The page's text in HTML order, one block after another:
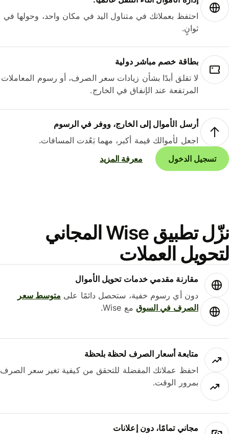
احتفظ بعملاتك في متناول اليد في مكان واحد، وحولها في
ثوانٍ.
بطاقة خصم مباشر دولية
لا تقلق أبدًا بشأن زيادات سعر الصرف، أو رسوم المعاملات
المرتفعة عند الإنفاق في الخارج.
أرسل الأموال إلى الخارج، ووفر في الرسوم
اجعل لأموالك قيمة أكبر، مهما بَعُدت المسافات.
تسجيل الدخول
معرفة المزيد
نزّل تطبيق Wise المجاني
العملات
مقارنة مقدمي خدمات تحويل الأموال
دون أي رسوم خفية، ستحصل دائمًا علىمتوسط ​​سعر
الصرف في السوقمع Wise.
متابعة أسعار الصرف لحظة بلحظة
احفظ عملاتك المفضلة للتحقق من كيفية تغير سعر الصرف
بمرور الوقت.
مجاني تمامًا، دون إعلانات